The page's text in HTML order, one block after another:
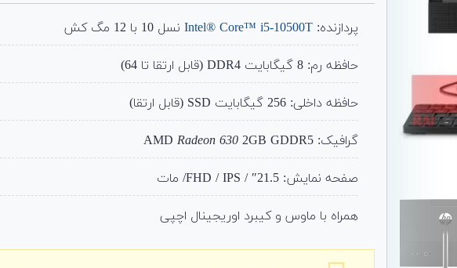
29,350,000
تومان
بود.
23,350,000
تومان. پردازنده: Intel® Core™ i5-10500Tنسل 10 با 12 مگ کش
حافظه رم: 8 گیگابایت DDR4 (قابل ارتقا تا 64)
حافظه داخلی: 256 گیگابایت SSD (قابل ارتقا)
گرافیک: AMD Radeon 630 2GB GDDR5
صفحه نمایش: 21.5″ / FHD / IPS/ مات
همراه با ماوس و کیبرد اوریجینال اچپی